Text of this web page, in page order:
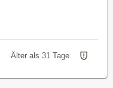
Älter als 31 Tage